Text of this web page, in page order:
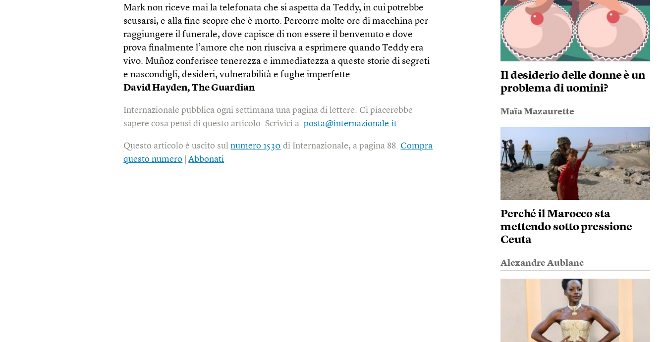
Mark non riceve mai la telefonata che si aspetta da Teddy, in cui potrebbe
scusarsi, e alla fine scopre che è morto. Percorre molte ore di macchina per
raggiungere il funerale, dove capisce di non essere il benvenuto e dove
prova finalmente l’amore che non riusciva a esprimere quando Teddy era
vivo. Muñoz conferisce tenerezza e immediatezza a queste storie di segreti
e nascondigli, desideri, vulnerabilità e fughe imperfette.
David Hayden, The Guardian
Internazionale pubblica ogni settimana una pagina di lettere. Ci piacerebbe
sapere cosa pensi di questo articolo. Scrivici a:posta@internazionale.it
Questo articolo è uscito sulnumero 1530 di Internazionale, a pagina 88.Compra
questo numero |Abbonati
Il desiderio delle donne è un
problema di uomini?
Maïa Mazaurette
Perché il Marocco sta
mettendo sotto pressione
Ceuta
Alexandre Aublanc